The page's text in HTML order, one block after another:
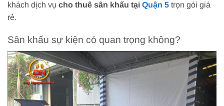
khách dịch vụ cho thuê sân khấu tại Quận 5 trọn gói giá
rẻ.
Sân khấu sự kiện có quan trọng không?